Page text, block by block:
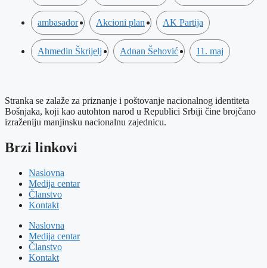
ambasador Akcioni plan AK Partija
Ahmedin Škrijelj Adnan Šehović 11. maj
Stranka se zalaže za priznanje i poštovanje nacionalnog identiteta
Bošnjaka, koji kao autohton narod u Republici Srbiji čine brojčano
izraženiju manjinsku nacionalnu zajednicu.
Brzi linkovi
Naslovna
Medija centar
Članstvo
Kontakt
Naslovna
Medija centar
Članstvo
Kontakt